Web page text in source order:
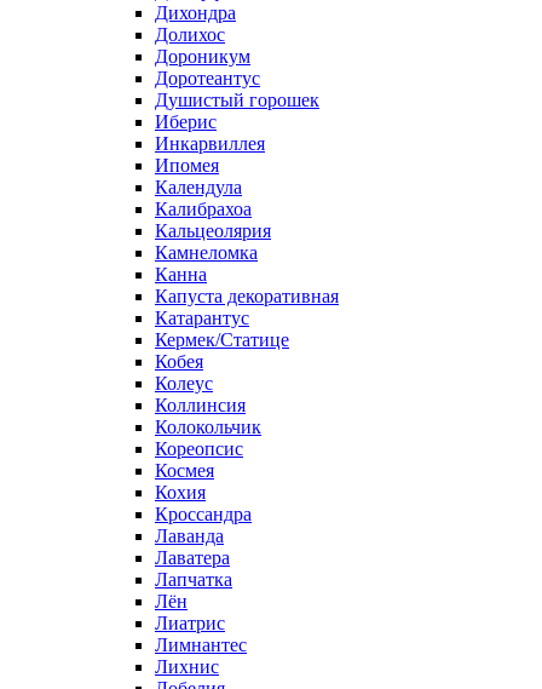
Дихондра
Долихос
Дороникум
Доротеантус
Душистый горошек
Иберис
Инкарвиллея
Ипомея
Календула
Калибрахоа
Кальцеолярия
Камнеломка
Канна
Капуста декоративная
Катарантус
Кермек/Статице
Кобея
Колеус
Коллинсия
Колокольчик
Кореопсис
Космея
Кохия
Кроссандра
Лаванда
Лаватера
Лапчатка
Лён
Лиатрис
Лимнантес
Лихнис